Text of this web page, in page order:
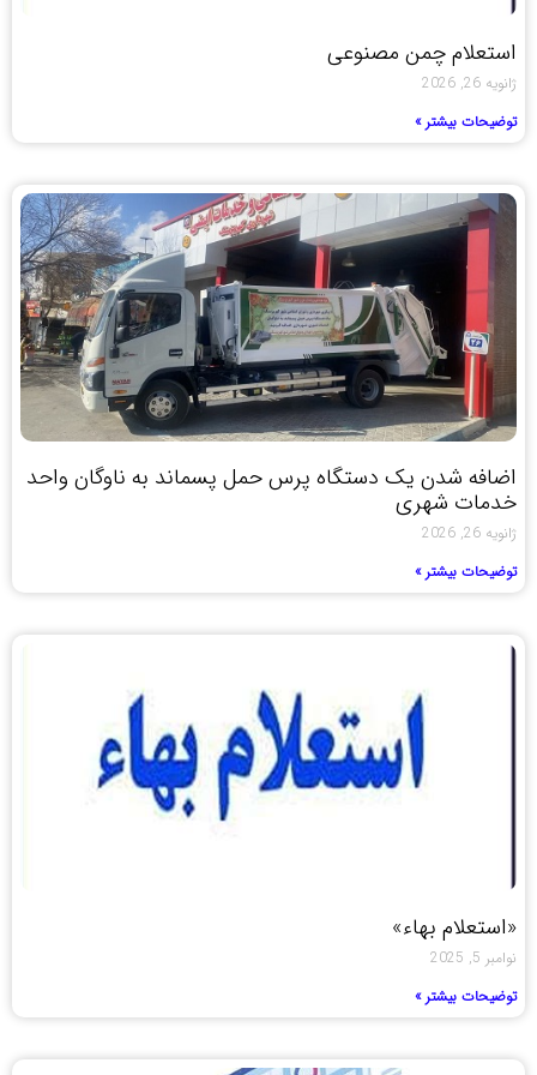
استعلام چمن مصنوعی
ژانویه 26, 2026
توضیحات بیشتر »
اضافه شدن یک دستگاه پرس حمل پسماند به ناوگان واحد
خدمات شهری
ژانویه 26, 2026
توضیحات بیشتر »
«استعلام بهاء»
نوامبر 5, 2025
توضیحات بیشتر »